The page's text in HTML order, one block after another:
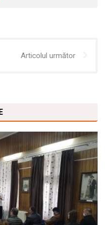
Articolul următor